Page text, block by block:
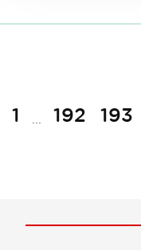
1
192 193